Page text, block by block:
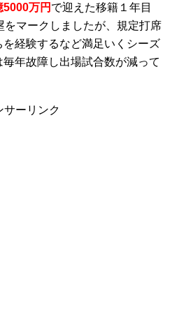
5000万円 で迎えた移籍１年目
をマークしましたが、規定打席
経験するなど満足いくシーズ
年故障し出場試合数が減って
サーリンク